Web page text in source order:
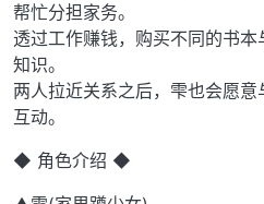
帮忙分担家务。
透过工作赚钱，购买不同的书
知识。
两人拉近关系之后，雫也会愿
互动。
◆ 角色介绍 ◆